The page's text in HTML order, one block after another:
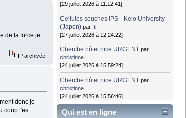
de la force je
IP archivée
donc je
coup t'es
[29 juillet 2026 à 11:12:41]
Cellules souches iPS - Keio University
(Japon) parfti
[27 juillet 2026 à 12:24:22]
Cherche hôtel nice URGENT par
christinne
[24 juillet 2026 à 15:59:24]
Cherche hôtel nice URGENT par
christinne
[24 juillet 2026 à 15:56:46]
Qui est en ligne